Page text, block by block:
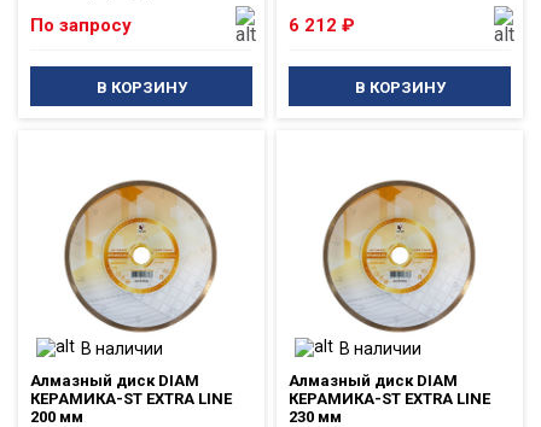
По запросу
В КОРЗИНУ
6 212 ₽
В КОРЗИНУ
В наличии
Алмазный диск DIAM
КЕРАМИКА-ST EXTRA LINE
200 мм
В наличии
Алмазный диск DIAM
КЕРАМИКА-ST EXTRA LINE
230 мм